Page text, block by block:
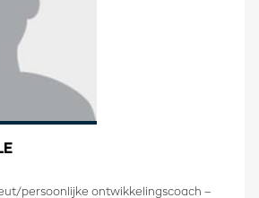
persoonlijke ontwikkelingscoach​ –